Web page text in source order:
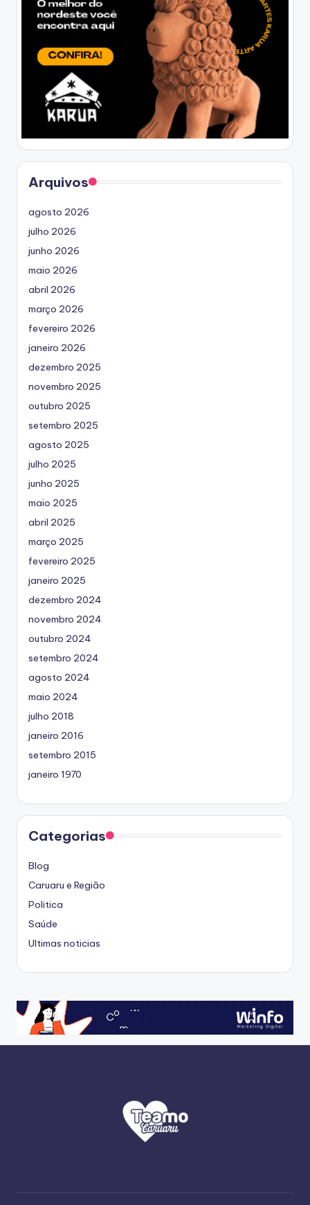
Arquivos
agosto 2026
julho 2026
junho 2026
maio 2026
abril 2026
março 2026
fevereiro 2026
janeiro 2026
dezembro 2025
novembro 2025
outubro 2025
setembro 2025
agosto 2025
julho 2025
junho 2025
maio 2025
abril 2025
março 2025
fevereiro 2025
janeiro 2025
dezembro 2024
novembro 2024
outubro 2024
setembro 2024
agosto 2024
maio 2024
julho 2018
janeiro 2016
setembro 2015
janeiro 1970
Categorias
Blog
Caruaru e Região
Politica
Saúde
Ultimas noticias